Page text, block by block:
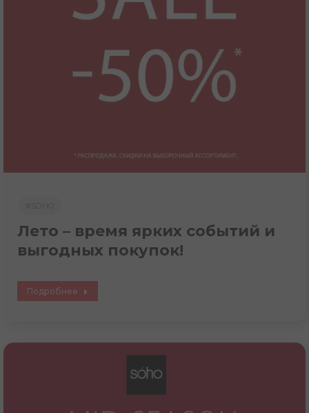
Лето – время ярких событий и
выгодных покупок!
Подробнее